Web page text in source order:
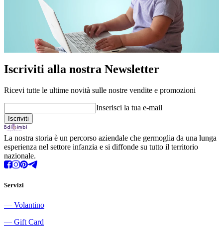
Iscriviti alla nostra Newsletter
Ricevi tutte le ultime novità sulle nostre vendite e promozioni
Inserisci la tua e-mail
La nostra storia è un percorso aziendale che germoglia da una lunga
esperienza nel settore infanzia e si diffonde su tutto il territorio
nazionale.
Servizi
― Volantino
― Gift Card